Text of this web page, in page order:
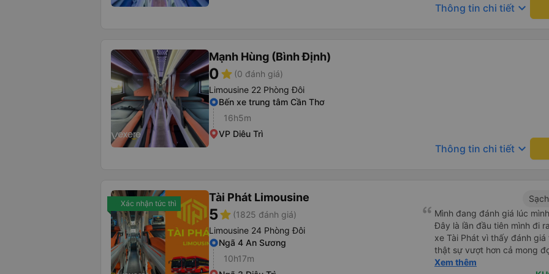
này. Chúc chủ xe làm ăn
Thông tin chi tiết keyboard_arrow_down
Mạnh Hùng (Bình Định)
0star (0 đánh giá)
Limousine 22 Phòng Đôi
Bến xe trung tâm Cần Thơ
16h5m
VP Diêu Trì
Thông tin chi tiết keyboard_arrow_down
Xác nhận tức thì Tài Phát Limousine
5star (1825 đánh giá)
Limousine 24 Phòng Đôi
Ngã 4 An Sương
10h17m
Mình đang đánh giá lúc
Đây là lần đầu tiên mình đi
xe Tài Phát vì thấy đánh
thật sự vượt hơn cả mong
đôi và vừa đủ cho 2 người.
Xem thêm